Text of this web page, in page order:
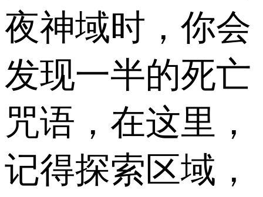
夜神域时，你会
发现一半的死亡
咒语，在这里，
记得探索区域，